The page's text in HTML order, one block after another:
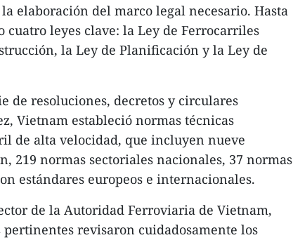
elaboración del marco legal necesario. Hasta
cuatro leyes clave: la Ley de Ferrocarriles
la Ley de Planificación y la Ley de
de resoluciones, decretos y circulares
Vietnam estableció normas técnicas
de alta velocidad, que incluyen nueve
219 normas sectoriales nacionales, 37 normas
estándares europeos e internacionales.
de la Autoridad Ferroviaria de Vietnam,
pertinentes revisaron cuidadosamente los